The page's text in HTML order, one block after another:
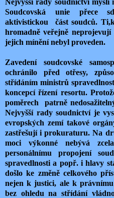
Soudcovská unie přece
aktivistickou část soudců.
hromadně veřejně
jejich mínění nebyl proveden.
Zavedení soudcovské
ochránilo před otřesy,
střídáním ministrů
koncepcí řízení resortu.
poměrech patrně
Nejvyšší rady soudnictví je
evropských zemí takové
zastřešují i prokuraturu. Na
moci výkonné nebývá
personálnímu propojení
spravedlnosti a popř. i hlavy
došlo ke změně celkového
nejen k justici, ale k
bez ohledu na střídání